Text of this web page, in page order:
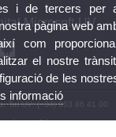
Microsoft-UV
Tel UV: (+34) 963 86 41 00
|Bústia de contacte
i de tercers per
pàgina web
com
el nostre
de les
informació